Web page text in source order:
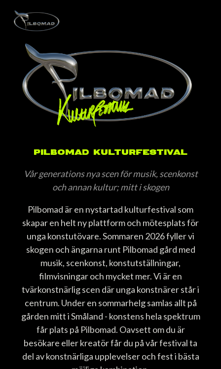
PILBOMAD KULTURFESTIVAL
Vår generations nya scen för musik, scenkonst
och annan kultur; mitt i skogen
Pilbomad är en nystartad kulturfestival som
skapar en helt ny plattform och mötesplats för
unga konstutövare. Sommaren 2026 fyller vi
skogen och ängarna runt Pilbomad gård med
musik, scenkonst, konstutställningar,
filmvisningar och mycket mer. Vi är en
tvärkonstnärlig scen där unga konstnärer står i
centrum. Under en sommarhelg samlas allt på
gården mitt i Småland - konstens hela spektrum
får plats på Pilbomad. Oavsett om du är
besökare eller kreatör får du på vår festival ta
del av konstnärliga upplevelser och fest i bästa